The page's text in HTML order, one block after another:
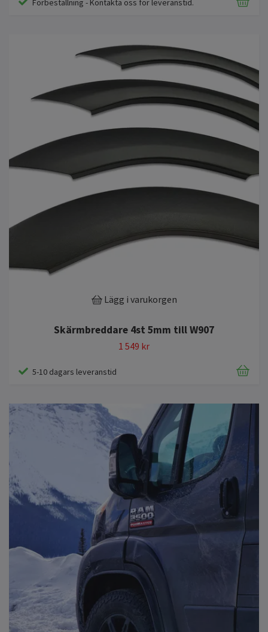
Förbeställning - Kontakta oss för leveranstid.
Lägg i varukorgen
Skärmbreddare 4st 5mm till W907
1 549 kr
5-10 dagars leveranstid